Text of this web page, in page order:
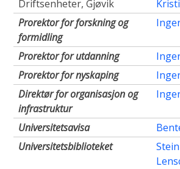
Driftsenheter, Gjøvik
Prorektor for forskning og
formidling
Prorektor for utdanning
Prorektor for nyskaping
Direktør for organisasjon og
infrastruktur
Universitetsavisa
Universitetsbiblioteket